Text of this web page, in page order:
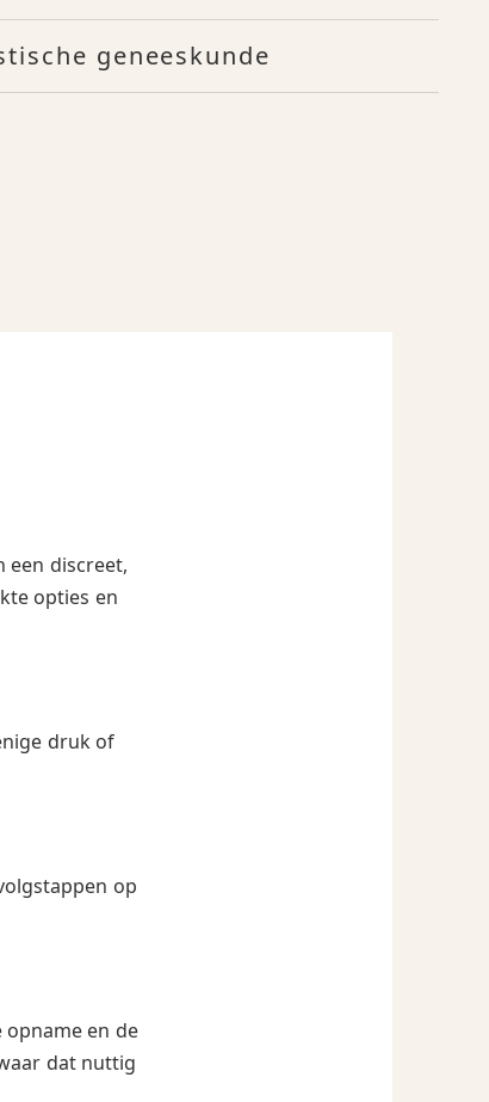
geneeskunde
een discreet,
opties en
druk of
op
en de
dat nuttig